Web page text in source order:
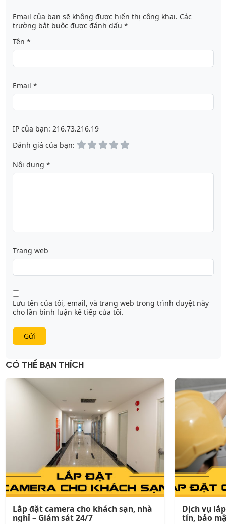
Email của bạn sẽ không được hiển thị công khai. Các
trường bắt buộc được đánh dấu *
IP của bạn: 216.73.216.19
Đánh giá của bạn:
5
4
3
2
1
Nội dung *
Tên *
Email *
Trang web
Lưu tên của tôi, email, và trang web trong trình duyệt này
cho lần bình luận kế tiếp của tôi.
CÓ THỂ BẠN THÍCH
Lắp đặt camera cho khách sạn, nhà
nghỉ – Giám sát 24/7
Dịch vụ
tín, bảo